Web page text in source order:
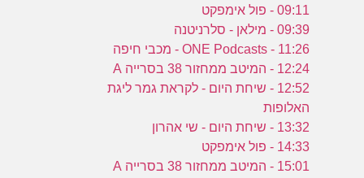
09:11 - פול אימפקט
09:39 - מילאן - סלרניטנה
11:26 - ONE Podcasts - מכבי חיפה
12:24 - המיטב ממחזור 38 בסרייה A
12:52 - שיחת היום - לקראת גמר ליגת
האלופות
13:32 - שיחת היום - שי אהרון
14:33 - פול אימפקט
15:01 - המיטב ממחזור 38 בסרייה A